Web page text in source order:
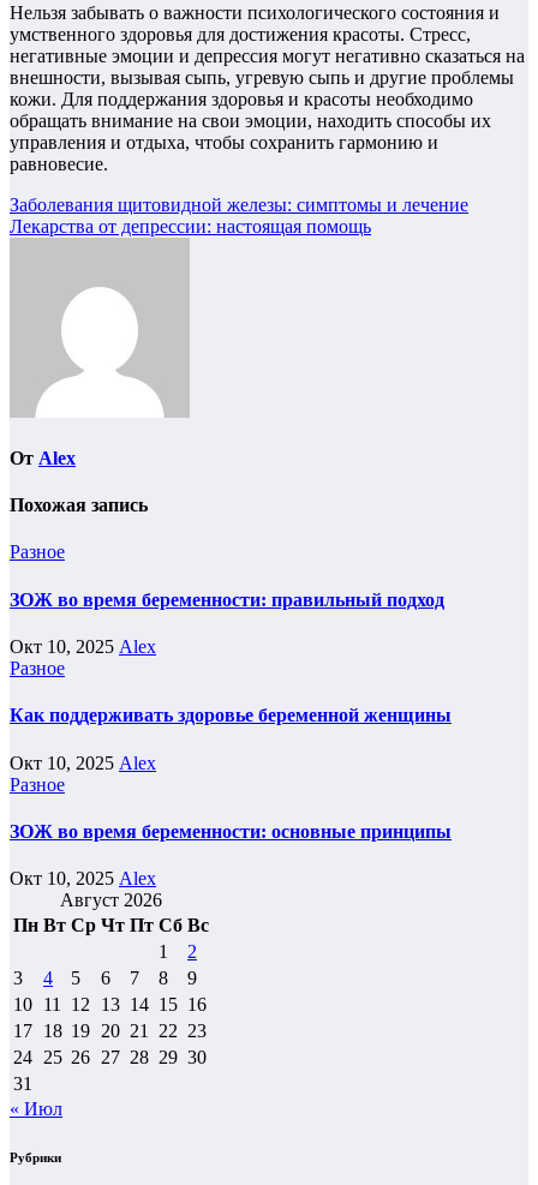
Нельзя забывать о важности психологического состояния и
умственного здоровья для достижения красоты. Стресс,
негативные эмоции и депрессия могут негативно сказаться на
внешности, вызывая сыпь, угревую сыпь и другие проблемы
кожи. Для поддержания здоровья и красоты необходимо
обращать внимание на свои эмоции, находить способы их
управления и отдыха, чтобы сохранить гармонию и
равновесие.
Навигация
по
Заболевания щитовидной железы: симптомы и лечение
Лекарства от депрессии: настоящая помощь
От Alex
Похожая запись
Разное
ЗОЖ во время беременности: правильный подход
Окт 10, 2025 Alex
Разное
Как поддерживать здоровье беременной женщины
Окт 10, 2025 Alex
Разное
ЗОЖ во время беременности: основные принципы
Окт 10, 2025 Alex
Август 2026
Пн Вт Ср Чт Пт Сб Вс
1
2
3
4 5 6 7 8
9
10 11 12 13 14 15 16
17 18 19 20 21 22 23
24 25 26 27 28 29 30
31
« Июл
Рубрики